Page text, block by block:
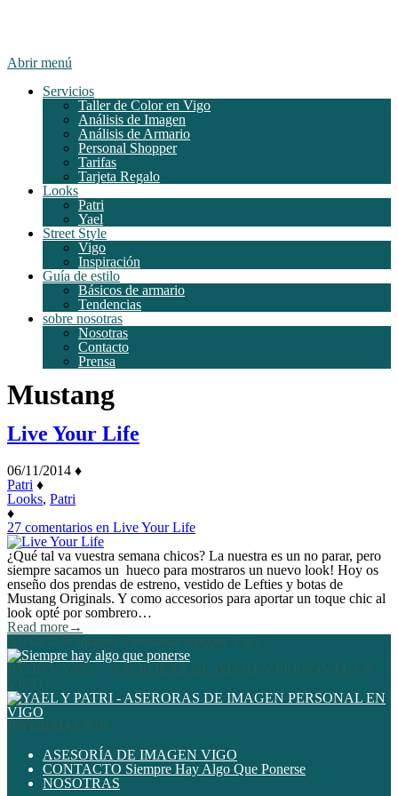
Abrir menú
Servicios
Taller de Color en Vigo
Análisis de Imagen
Análisis de Armario
Personal Shopper
Tarifas
Tarjeta Regalo
Looks
Patri
Yael
Street Style
Vigo
Inspiración
Guía de estilo
Básicos de armario
Tendencias
sobre nosotras
Nosotras
Contacto
Prensa
Mustang
Live Your Life
06/11/2014 ♦
Patri ♦
Looks, Patri
♦
27 comentarios en Live Your Life
¿Qué tal va vuestra semana chicos? La nuestra es un no parar, pero
siempre sacamos un hueco para mostraros un nuevo look! Hoy os
enseño dos prendas de estreno, vestido de Lefties y botas de
Mustang Originals. Y como accesorios para aportar un toque chic al
look opté por sombrero…
Read more→
Asesoría de imagen – Personal shopper Vigo
PATRI Y YAEL – ASERORAS DE IMAGEN PERSONAL EN
VIGO
INFORMACIÓN
ASESORÍA DE IMAGEN VIGO
CONTACTO Siempre Hay Algo Que Ponerse
NOSOTRAS